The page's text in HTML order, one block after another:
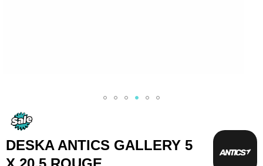
Přeskočit
začátek
DESKA ANTICS GALLERY 5